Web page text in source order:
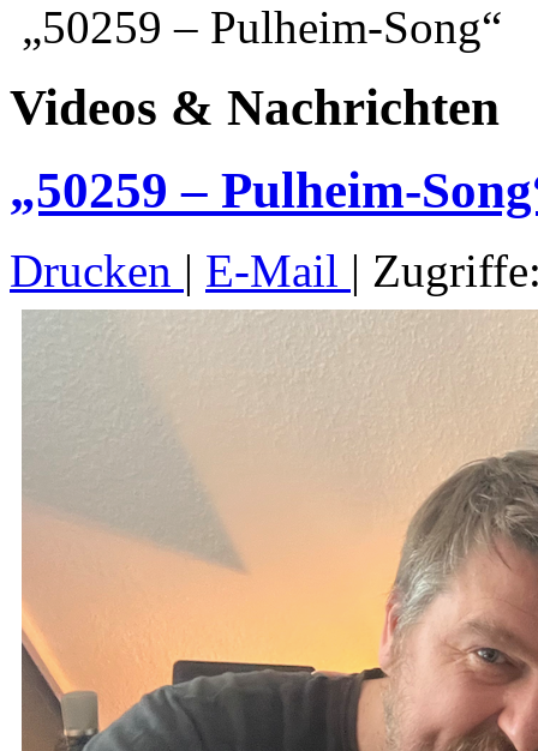
„50259 – Pulheim-Song“
Videos & Nachrichten
„50259 – Pulheim-
Drucken | E-Mail |